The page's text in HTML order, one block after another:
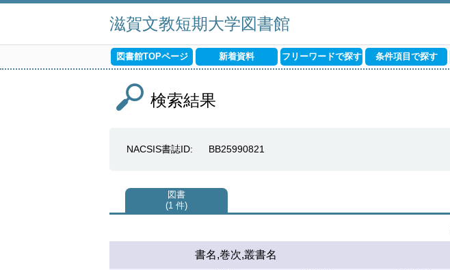
滋賀文教短期大学図書館
図書館TOPページ 新着資料 フリーワードで探す 条件項目で探す
検索結果
NACSIS書誌ID BB25990821
図書
1 件
書名,巻次,叢書名